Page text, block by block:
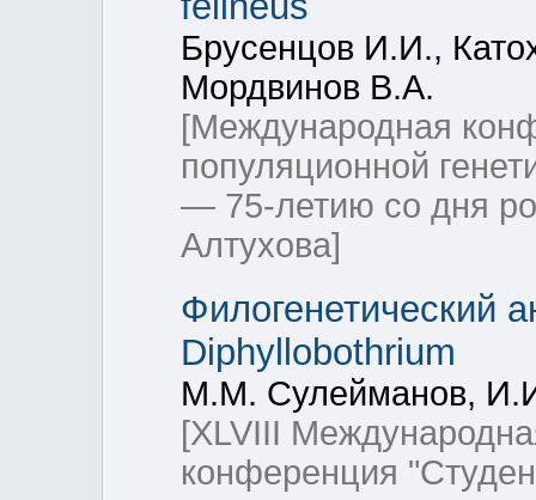
Брусенцов И.И.,
Мордвинов В.А.
[Международная
популяционной
— 75-летию со дня
Алтухова]
Филогенетический
Diphyllobothrium
М.М. Сулейманов,
[XLVIII
конференция